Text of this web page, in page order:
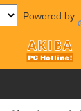
Powered by
周辺機器 液晶